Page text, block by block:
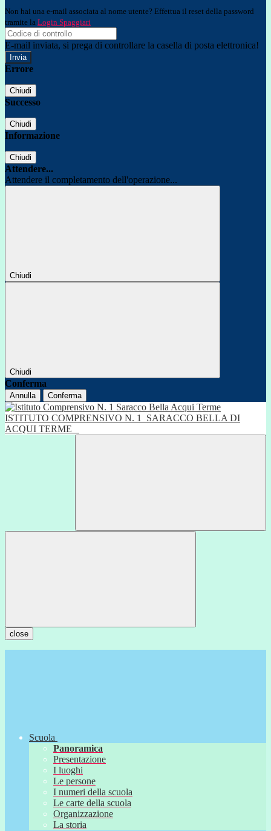
Non hai una e-mail associata al nome utente? Effettua il reset della password
tramite la Login Spaggiari
E-mail inviata, si prega di controllare la casella di posta elettronica!
Errore
Chiudi
Successo
Chiudi
Informazione
Chiudi
Attendere...
Attendere il completamento dell'operazione...
Chiudi
Chiudi
Conferma
Annulla Conferma
ISTITUTO COMPRENSIVO N. 1
SARACCO BELLA DI
ACQUI TERME
close
Scuola
Panoramica
Presentazione
I luoghi
Le persone
I numeri della scuola
Le carte della scuola
Organizzazione
La storia